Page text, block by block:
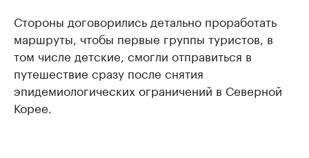
Стороны договорились детально проработать
маршруты, чтобы первые группы туристов, в
том числе детские, смогли отправиться в
путешествие сразу после снятия
эпидемиологических ограничений в Северной
Корее.